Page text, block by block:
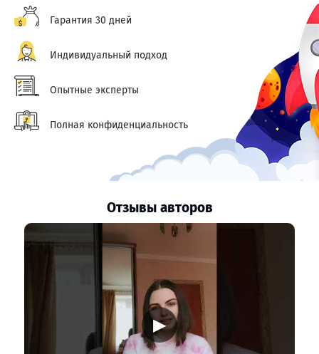
Гарантия 30 дней
Индивидуальный подход
Опытные эксперты
Полная конфиденциальность
Отзывы авторов
▶